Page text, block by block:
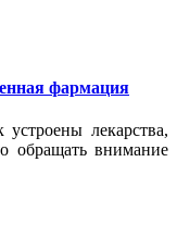
фармация
лекарства,
обращать внимание